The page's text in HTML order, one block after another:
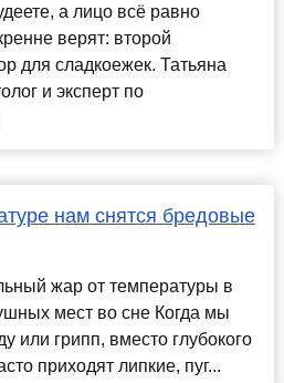
а лицо всё равно
верят: второй
для сладкоежек. Татьяна
и эксперт по
нам снятся бредовые
жар от температуры в
мест во сне Когда мы
или грипп, вместо глубокого
приходят липкие, пуг...